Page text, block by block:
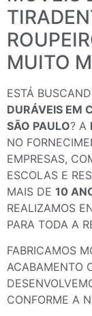
MUITO
ESTÁ
DURÁVEIS EM
SÃO PAULO? A
NO
EMPRESAS,
ESCOLAS E
MAIS DE 10
REALIZAMOS
PARA TODA A
FABRICAMOS
ACABAMENTO
CONFORME A